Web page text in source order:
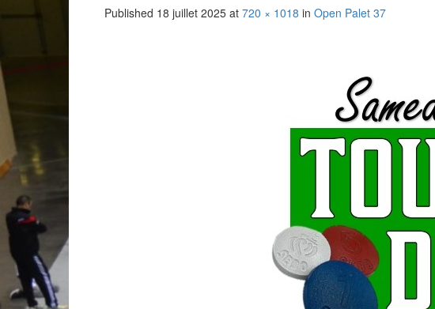
Published 18 juillet 2025 at 720 × 1018 in Open Palet 37